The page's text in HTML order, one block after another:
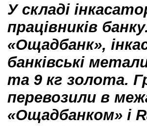
У складі
працівників
«Ощадбанк»,
банківські
та 9 кг золота.
перевозили в
«Ощадбанком» і